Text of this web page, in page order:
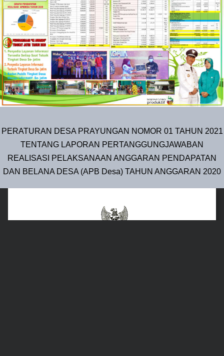
PERATURAN DESA PRAYUNGAN NOMOR 01 TAHUN 2021
TENTANG LAPORAN PERTANGGUNGJAWABAN
REALISASI PELAKSANAAN ANGGARAN PENDAPATAN
DAN BELANA DESA (APB Desa) TAHUN ANGGARAN 2020